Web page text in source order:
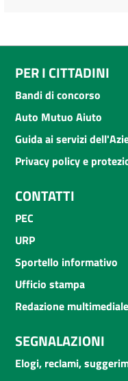
PER I CITTADINI
Bandi di concorso
Auto Mutuo Aiuto
Guida ai servizi
Privacy policy e
CONTATTI
PEC
URP
Sportello informativo
Ufficio stampa
Redazione multimediale
SEGNALAZIONI
Elogi, reclami,